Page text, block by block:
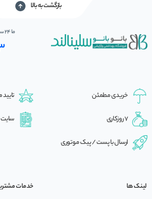
بازگشت به بالا
ما 24 ساعت شبانه‌روز در کنار شما هستیم
خریدی مطمئن
7 روزکاری سایت
ارسال با پست / پیک موتوری
لینک ها
خدمات